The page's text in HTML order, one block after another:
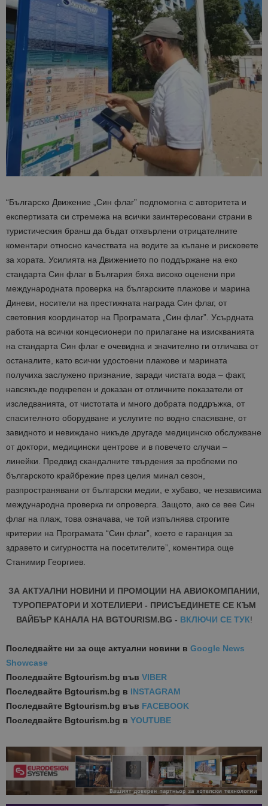
“Българско Движение „Син флаг” подпомогна с авторитета и
експертизата си стремежа на всички заинтересовани страни в
туристическия бранш да бъдат отхвърлени отрицателните
коментари относно качествата на водите за къпане и рисковете
за хората. Усилията на Движението по поддържане на еко
стандарта Син флаг в България бяха високо оценени при
международната проверка на българските плажове и марина
Диневи, носители на престижната награда Син флаг, от
световния координатор на Програмата „Син флаг”. Усърдната
работа на всички концесионери по прилагане на изискванията
на стандарта Син флаг е очевидна и значително ги отличава от
останалите, като всички удостоени плажове и марината
получиха заслужено признание, заради чистата вода – факт,
навсякъде подкрепен и доказан от отличните показатели от
изследванията, от чистотата и много добрата поддръжка, от
спасителното оборудване и услугите по водно спасяване, от
завидното и невиждано никъде другаде медицинско обслужване
от доктори, медицински центрове и в повечето случаи –
линейки. Предвид скандалните твърдения за проблеми по
българското крайбрежие през целия минал сезон,
разпространявани от български медии, е хубаво, че независима
международна проверка ги опроверга. Защото, ако се вее Син
флаг на плаж, това означава, че той изпълнява строгите
критерии на Програмата “Син флаг”, което е гаранция за
здравето и сигурността на посетителите”, коментира още
Станимир Георгиев.
ЗА АКТУАЛНИ НОВИНИ И ПРОМОЦИИ НА АВИОКОМПАНИИ,
ТУРОПЕРАТОРИ И ХОТЕЛИЕРИ - ПРИСЪЕДИНЕТЕ СЕ КЪМ
ВАЙБЪР КАНАЛА НА BGTOURISM.BG - ВКЛЮЧИ СЕ ТУК!
Последвайте ни за още актуални новини в Google News
Showcase
Последвайте Bgtourism.bg във VIBER
Последвайте Bgtourism.bg в INSTAGRAM
Последвайте Bgtourism.bg във FACEBOOK
Последвайте Bgtourism.bg в YOUTUBE